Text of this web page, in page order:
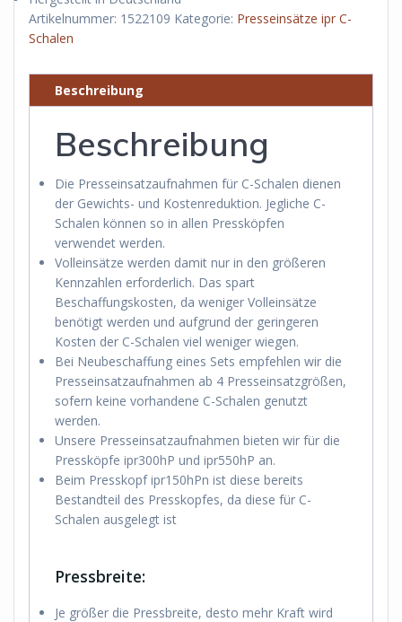
Artikelnummer: 1522109 Kategorie: Presseinsätze ipr C-
Schalen
Beschreibung
Beschreibung
Die Presseinsatzaufnahmen für C-Schalen dienen
der Gewichts- und Kostenreduktion. Jegliche C-
Schalen können so in allen Pressköpfen
verwendet werden.
Volleinsätze werden damit nur in den größeren
Kennzahlen erforderlich. Das spart
Beschaffungskosten, da weniger Volleinsätze
benötigt werden und aufgrund der geringeren
Kosten der C-Schalen viel weniger wiegen.
Bei Neubeschaffung eines Sets empfehlen wir die
Presseinsatzaufnahmen ab 4 Presseinsatzgrößen,
sofern keine vorhandene C-Schalen genutzt
werden.
Unsere Presseinsatzaufnahmen bieten wir für die
Pressköpfe ipr300hP und ipr550hP an.
Beim Presskopf ipr150hPn ist diese bereits
Bestandteil des Presskopfes, da diese für C-
Schalen ausgelegt ist
Pressbreite:
Je größer die Pressbreite, desto mehr Kraft wird